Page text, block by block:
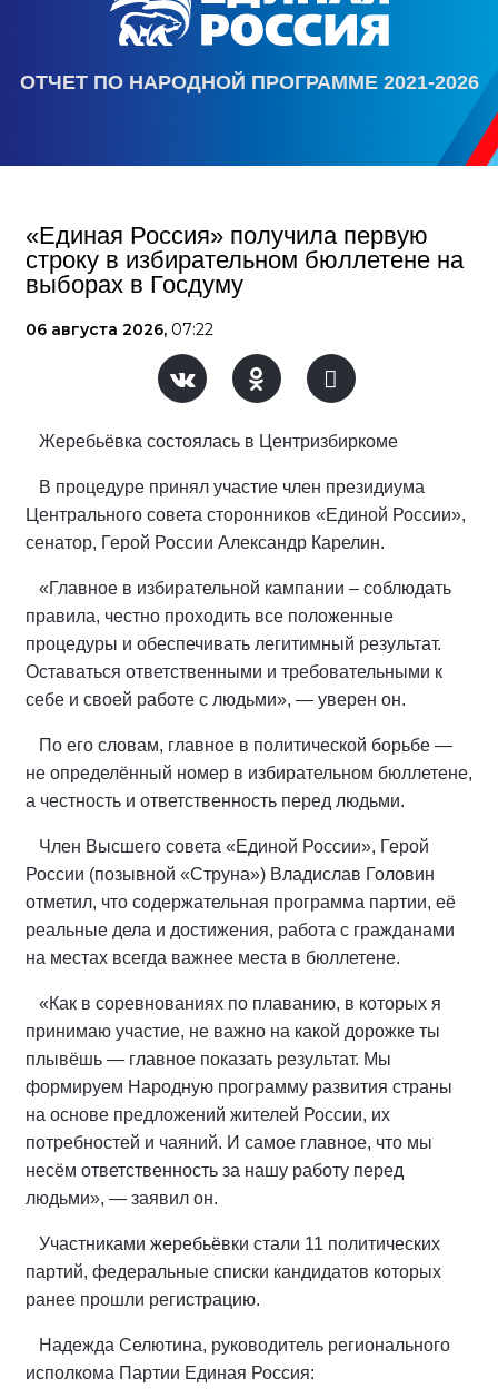
ОТЧЕТ ПО НАРОДНОЙ ПРОГРАММЕ 2021-2026
«Единая Россия» получила первую
строку в избирательном бюллетене на
выборах в Госдуму
06 августа 2026, 07:22
Жеребьёвка состоялась в Центризбиркоме
В процедуре принял участие член президиума
Центрального совета сторонников «Единой России»,
сенатор, Герой России Александр Карелин.
«Главное в избирательной кампании – соблюдать
правила, честно проходить все положенные
процедуры и обеспечивать легитимный результат.
Оставаться ответственными и требовательными к
себе и своей работе с людьми», — уверен он.
По его словам, главное в политической борьбе —
не определённый номер в избирательном бюллетене,
а честность и ответственность перед людьми.
Член Высшего совета «Единой России», Герой
России (позывной «Струна») Владислав Головин
отметил, что содержательная программа партии, её
реальные дела и достижения, работа с гражданами
на местах всегда важнее места в бюллетене.
«Как в соревнованиях по плаванию, в которых я
принимаю участие, не важно на какой дорожке ты
плывёшь — главное показать результат. Мы
формируем Народную программу развития страны
на основе предложений жителей России, их
потребностей и чаяний. И самое главное, что мы
несём ответственность за нашу работу перед
людьми», — заявил он.
Участниками жеребьёвки стали 11 политических
партий, федеральные списки кандидатов которых
ранее прошли регистрацию.
Надежда Селютина, руководитель регионального
исполкома Партии Единая Россия: